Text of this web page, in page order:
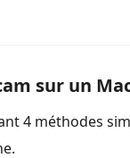
sur un
4 méthodes